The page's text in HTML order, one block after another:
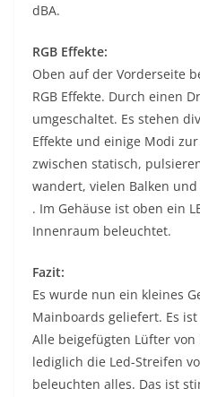
dBA.
RGB Effekte:
Oben auf der Vorderseite
RGB Effekte. Durch einen
umgeschaltet. Es stehen
Effekte und einige Modi
zwischen statisch,
wandert, vielen Balken
. Im Gehäuse ist oben ein
Innenraum beleuchtet.
Fazit:
Es wurde nun ein kleines
Mainboards geliefert. Es
Alle beigefügten Lüfter von
lediglich die Led-Streifen
beleuchten alles. Das ist